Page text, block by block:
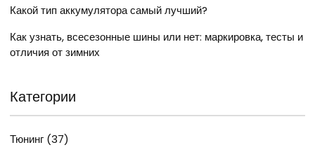
Какой тип аккумулятора самый лучший?
Как узнать, всесезонные шины или нет: маркировка, тесты и
отличия от зимних
Категории
Тюнинг (37)